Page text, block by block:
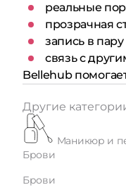
реальные
прозрачная
запись в
связь с
Bellehub
Другие
Маникюр и
Брови
Брови